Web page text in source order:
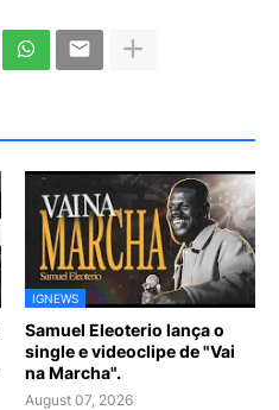
IGNEWS
Samuel Eleoterio lança o
single e videoclipe de "Vai
na Marcha".
August 07, 2026